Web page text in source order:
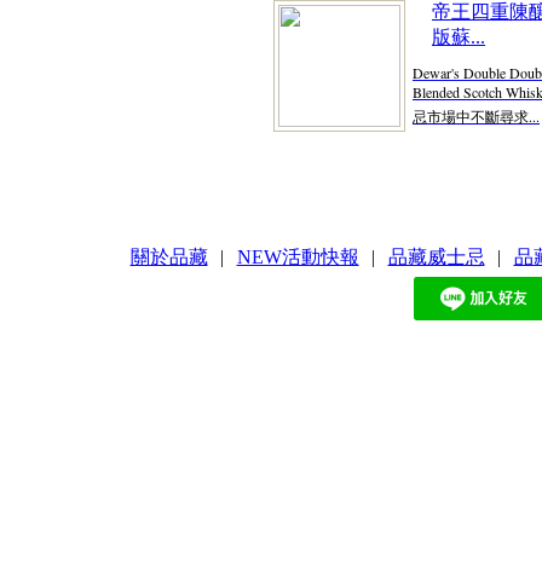
帝王四重陳
版蘇...
Dewar's Double
Blended Scotch
忌市場中不斷尋求...
關於品藏 | NEW活動快報 | 品藏威士忌 | 品